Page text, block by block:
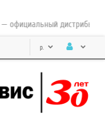
официальный
р.